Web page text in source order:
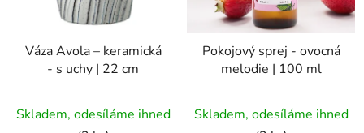
Váza Avola – keramická
- s uchy | 22 cm
Skladem, odesíláme ihned
Pokojový sprej - ovocná
melodie | 100 ml
Skladem, odesíláme ihned